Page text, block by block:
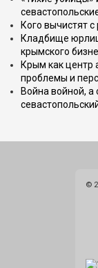
Кого вычистят
Кладбище
крымского
Крым как центр
проблемы и
Война войной, а
©